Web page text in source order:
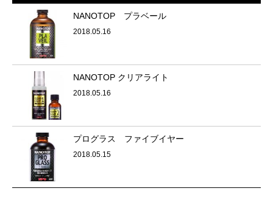
NANOTOP プラベール
2018.05.16
NANOTOP クリアライト
2018.05.16
プログラス ファイブイヤー
2018.05.15